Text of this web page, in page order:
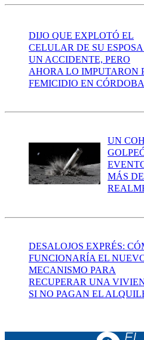
DIJO QUE EXPLOTÓ EL
CELULAR DE SU
UN ACCIDENTE, PERO
AHORA LO IMPUTARON
FEMICIDIO EN CÓRDOBA
UN
MÁS
DESALOJOS EXPRÉS:
FUNCIONARÍA EL
MECANISMO PARA
RECUPERAR UNA
SI NO PAGAN EL